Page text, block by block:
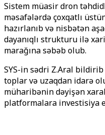
Sistem müasir dron
məsafələrdə çoxqatlı
hazırlanıb və nisbətən
dayanıqlı strukturu ilə
marağına səbəb olub.
SYS-in sədri Z.Aral
toplar və uzaqdan idarə
müharibənin dəyişən
platformalara investisiya